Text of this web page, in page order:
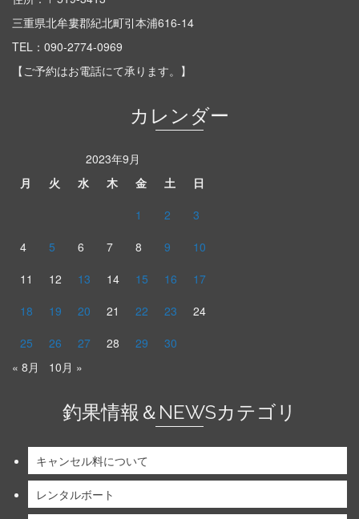
三重県北牟婁郡紀北町引本浦616-14
TEL： 090-2774-0969
【ご予約はお電話にて承ります。】
カレンダー
2023年9月
月
火 水 木 金 土
日
1
2
3
4
5 6 7 8 9
10
11
12 13 14 15 16
17
18
19 20 21 22 23
24
25
26 27 28 29
30
« 8月
10月 »
釣果情報＆NEWSカテゴリ
キャンセル料について
レンタルボート